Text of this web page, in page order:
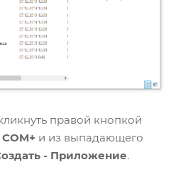
правой кнопкой
и из выпадающего
- Приложение.